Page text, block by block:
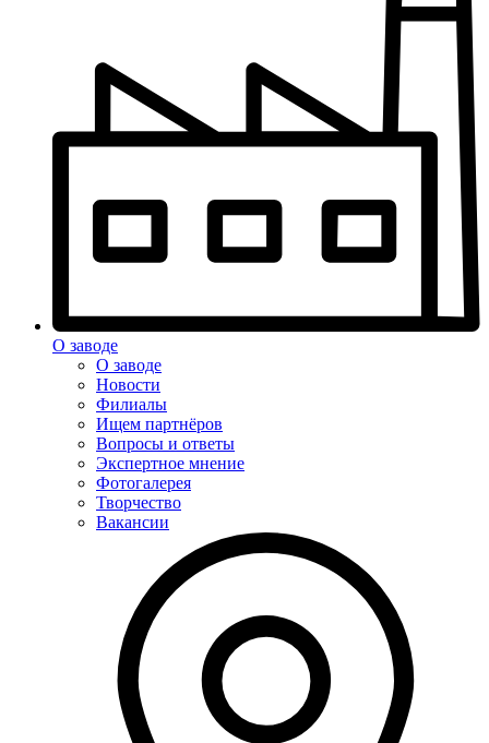
О заводе
О заводе
Новости
Филиалы
Ищем партнёров
Вопросы и ответы
Экспертное мнение
Фотогалерея
Творчество
Вакансии